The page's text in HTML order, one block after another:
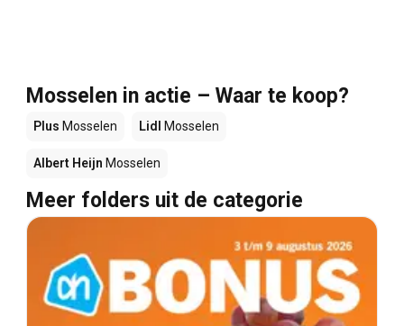
Mosselen in actie – Waar te koop?
Plus Mosselen Lidl Mosselen
Albert Heijn Mosselen
Meer folders uit de categorie